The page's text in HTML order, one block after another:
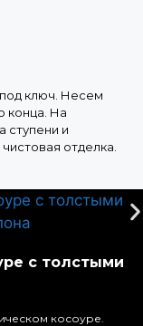
ключ. Несем
конца. На
ступени и
отделка.
с толстыми
косоуре.